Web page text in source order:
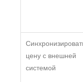
цену с внешней
системой